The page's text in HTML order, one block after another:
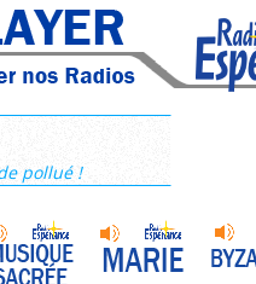
pollué !